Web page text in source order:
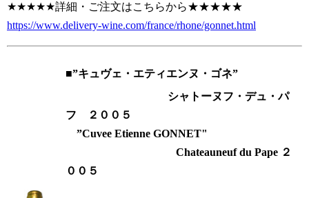
★★★★★詳細・ご注文はこちらから★★★★★
https://www.delivery-wine.com/france/rhone/gonnet.html
■”キュヴェ・エティエンヌ・ゴネ”
シャトーヌフ・デュ・パ
フ ２００５
”Cuvee Etienne GONNET"
Chateauneuf du Pape ２
００５